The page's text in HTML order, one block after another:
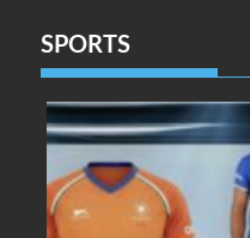
SPORTS